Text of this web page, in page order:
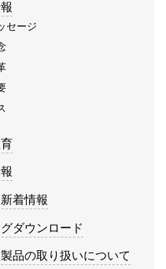
セージ
着情報
ダウンロード
品の取り扱いについて